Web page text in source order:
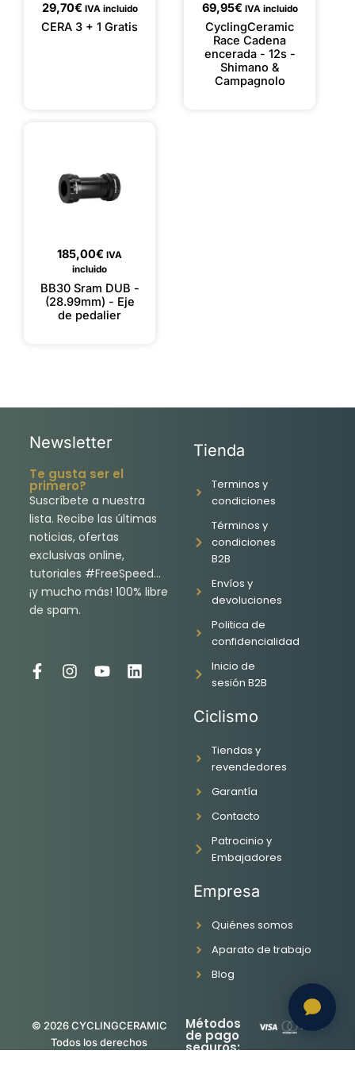
29,70€ IVA incluido
CERA 3 + 1 Gratis
69,95€ IVA incluido
CyclingCeramic
Race Cadena
encerada - 12s -
Shimano &
Campagnolo
185,00€ IVA
incluido
BB30 Sram DUB -
(28.99mm) - Eje
de pedalier
Newsletter
Te gusta ser el
primero?
Suscríbete a nuestra
lista. Recibe las últimas
noticias, ofertas
exclusivas online,
tutoriales #FreeSpeed…
¡y mucho más! 100% libre
de spam.
F
I
Y
L
Tienda
Terminos y
condiciones
Términos y
condiciones
B2B
Envíos y
devoluciones
Politica de
confidencialidad
Inicio de
sesión B2B
Ciclismo
Tiendas y
revendedores
Garantía
Contacto
Patrocinio y
Embajadores
Empresa
Quiénes somos
Aparato de trabajo
Blog
© 2026 CYCLINGCERAMIC
Todos los derechos
Métodos
de pago
seguros: